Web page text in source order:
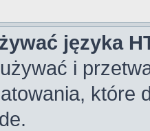
języka
i
które